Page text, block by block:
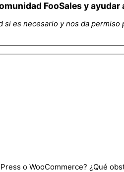
FooSales y ayudar
es necesario y nos da
o WooCommerce? ¿Qué